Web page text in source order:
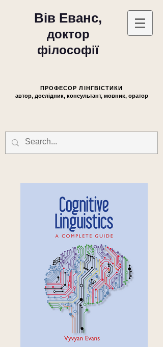
Вів Еванс,
доктор
філософії
ПРОФЕСОР ЛІНГВІСТИКИ
автор, дослідник, консультант, мовник, оратор